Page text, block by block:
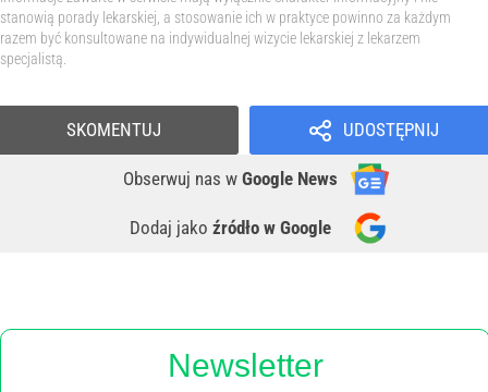
stanowią porady lekarskiej, a stosowanie ich w praktyce powinno za każdym
razem być konsultowane na indywidualnej wizycie lekarskiej z lekarzem
specjalistą.
UDOSTĘPNIJ
Obserwuj nas w Google News
Dodaj jako źródło w Google
SKOMENTUJ
Newsletter